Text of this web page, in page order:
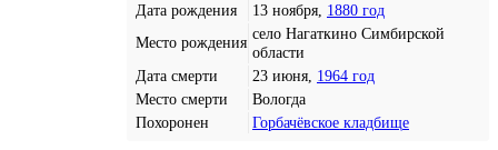
Дата рождения
13 ноября, 1880 год
Место рождения
село Нагаткино Симбирской
области
Дата смерти
23 июня, 1964 год
Место смерти
Вологда
Похоронен
Горбачёвское кладбище